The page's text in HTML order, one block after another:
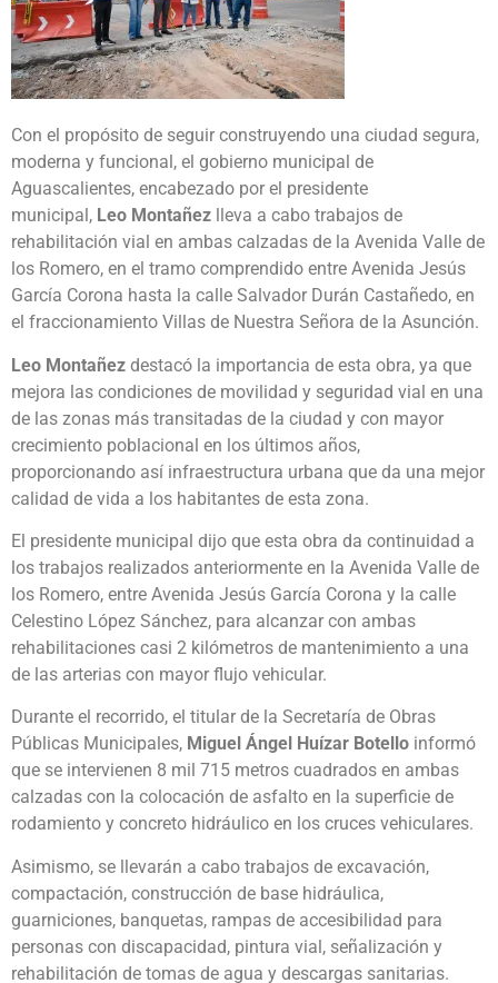
Con el propósito de seguir construyendo una ciudad segura,
moderna y funcional, el gobierno municipal de
Aguascalientes, encabezado por el presidente
municipal, Leo Montañez lleva a cabo trabajos de
rehabilitación vial en ambas calzadas de la Avenida Valle de
los Romero, en el tramo comprendido entre Avenida Jesús
García Corona hasta la calle Salvador Durán Castañedo, en
el fraccionamiento Villas de Nuestra Señora de la Asunción.
Leo Montañez destacó la importancia de esta obra, ya que
mejora las condiciones de movilidad y seguridad vial en una
de las zonas más transitadas de la ciudad y con mayor
crecimiento poblacional en los últimos años,
proporcionando así infraestructura urbana que da una mejor
calidad de vida a los habitantes de esta zona.
El presidente municipal dijo que esta obra da continuidad a
los trabajos realizados anteriormente en la Avenida Valle de
los Romero, entre Avenida Jesús García Corona y la calle
Celestino López Sánchez, para alcanzar con ambas
rehabilitaciones casi 2 kilómetros de mantenimiento a una
de las arterias con mayor flujo vehicular.
Durante el recorrido, el titular de la Secretaría de Obras
Públicas Municipales, Miguel Ángel Huízar Botello informó
que se intervienen 8 mil 715 metros cuadrados en ambas
calzadas con la colocación de asfalto en la superficie de
rodamiento y concreto hidráulico en los cruces vehiculares.
Asimismo, se llevarán a cabo trabajos de excavación,
compactación, construcción de base hidráulica,
guarniciones, banquetas, rampas de accesibilidad para
personas con discapacidad, pintura vial, señalización y
rehabilitación de tomas de agua y descargas sanitarias.